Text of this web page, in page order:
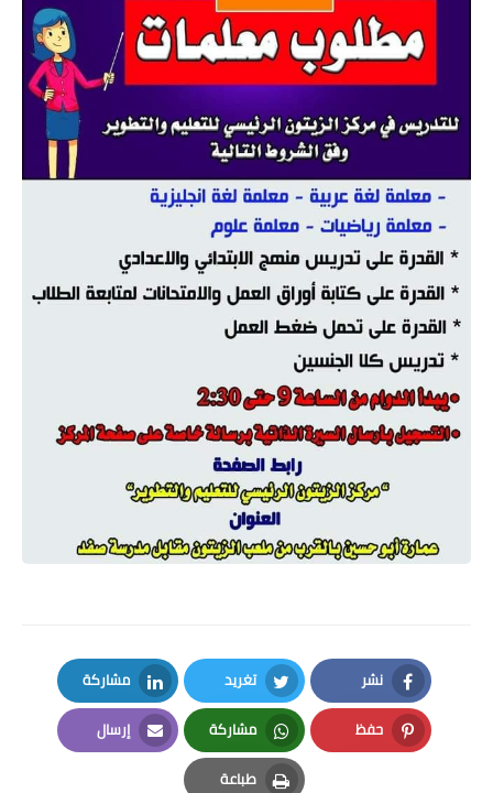
نشر
Facebook
تغريد
Twitter
مشاركة
LinkedIn
حفظ
Pinterest
مشاركة
Whatsapp
إرسال
Email
طباعة